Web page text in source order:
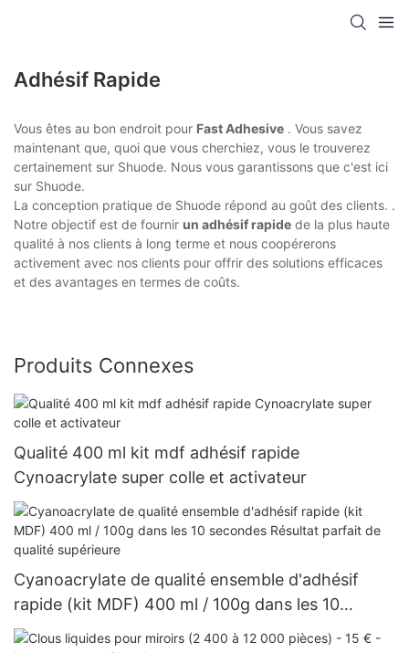
Adhésif Rapide
Vous êtes au bon endroit pour Fast Adhesive . Vous savez
maintenant que, quoi que vous cherchiez, vous le trouverez
certainement sur Shuode. Nous vous garantissons que c'est ici
sur Shuode.
La conception pratique de Shuode répond au goût des clients. .
Notre objectif est de fournir un adhésif rapide de la plus haute
qualité à nos clients à long terme et nous coopérerons
activement avec nos clients pour offrir des solutions efficaces
et des avantages en termes de coûts.
Produits Connexes
Qualité 400 ml kit mdf adhésif rapide
Cynoacrylate super colle et activateur
Cyanoacrylate de qualité ensemble d'adhésif
rapide (kit MDF) 400 ml / 100g dans les 10
secondes Résultat parfait de qualité supérieure